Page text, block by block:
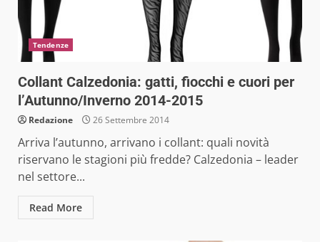
Tendenze
Collant Calzedonia: gatti, fiocchi e cuori per
l’Autunno/Inverno 2014-2015
Redazione 26 Settembre 2014
Arriva l’autunno, arrivano i collant: quali novità
riservano le stagioni più fredde? Calzedonia – leader
nel settore...
Read More